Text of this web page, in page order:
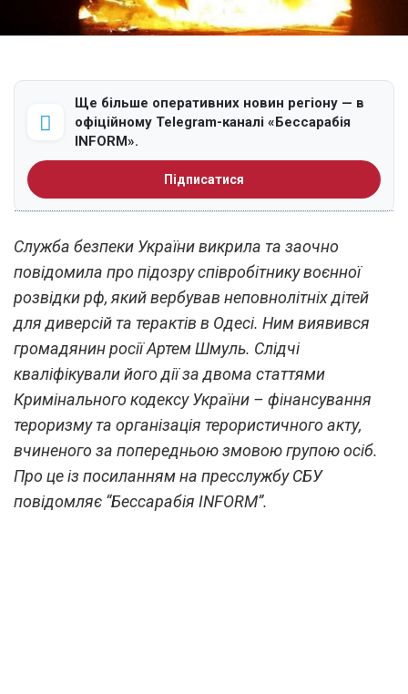
Ще більше оперативних новин регіону — в
офіційному Telegram-каналі «Бессарабія
INFORM».
Підписатися
Служба безпеки України викрила та заочно
повідомила про підозру співробітнику воєнної
розвідки рф, який вербував неповнолітніх дітей
для диверсій та терактів в Одесі. Ним виявився
громадянин росії Артем Шмуль. Слідчі
кваліфікували його дії за двома статтями
Кримінального кодексу України – фінансування
тероризму та організація терористичного акту,
вчиненого за попередньою змовою групою осіб.
Про це із посиланням на пресслужбу СБУ
повідомляє “Бессарабія INFORM”.